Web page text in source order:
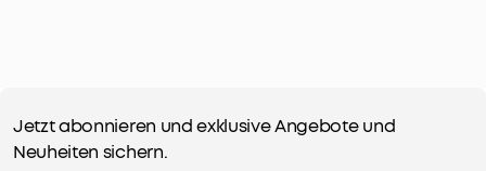
Jetzt abonnieren und exklusive Angebote und
Neuheiten sichern.